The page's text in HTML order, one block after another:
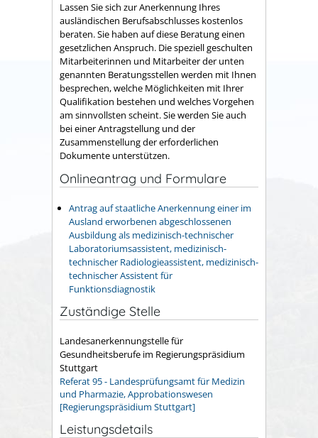
Lassen Sie sich zur Anerkennung Ihres
ausländischen Berufsabschlusses kostenlos
beraten. Sie haben auf diese Beratung einen
gesetzlichen Anspruch. Die speziell geschulten
Mitarbeiterinnen und Mitarbeiter der unten
genannten Beratungsstellen werden mit Ihnen
besprechen, welche Möglichkeiten mit Ihrer
Qualifikation bestehen und welches Vorgehen
am sinnvollsten scheint. Sie werden Sie auch
bei einer Antragstellung und der
Zusammenstellung der erforderlichen
Dokumente unterstützen.
Onlineantrag und Formulare
Antrag auf staatliche Anerkennung einer im
Ausland erworbenen abgeschlossenen
Ausbildung als medizinisch-technischer
Laboratoriumsassistent, medizinisch-
technischer Radiologieassistent, medizinisch-
technischer Assistent für
Funktionsdiagnostik
Zuständige Stelle
Landesanerkennungstelle für
Gesundheitsberufe im Regierungspräsidium
Stuttgart
Referat 95 - Landesprüfungsamt für Medizin
und Pharmazie, Approbationswesen
[Regierungspräsidium Stuttgart]
Leistungsdetails